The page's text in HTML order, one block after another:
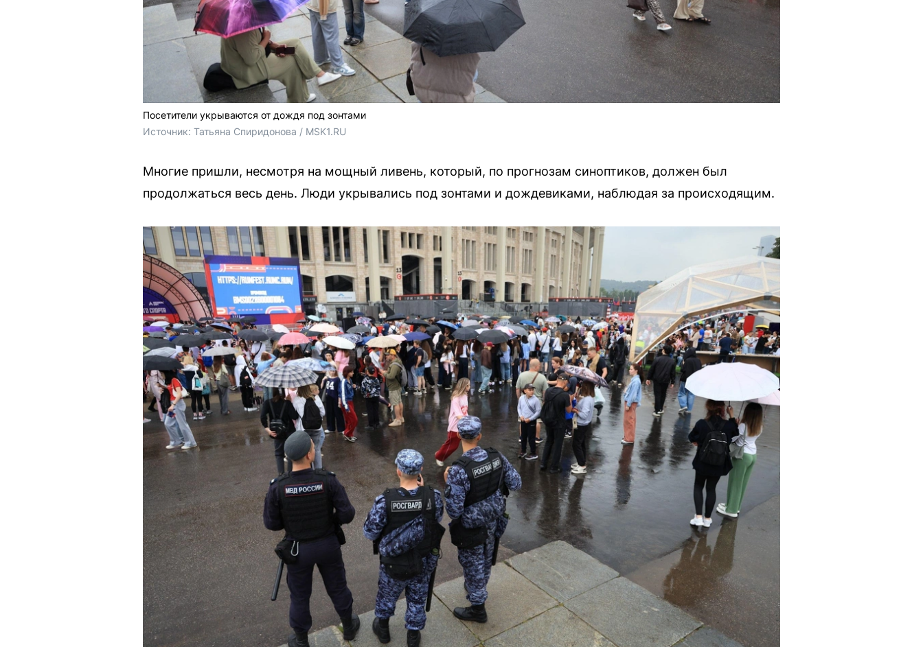
Посетители укрываются от дождя под зонтами
Источник: Татьяна Спиридонова / MSK1.RU
Многие пришли, несмотря на мощный ливень, который, по прогнозам синоптиков, должен был
продолжаться весь день. Люди укрывались под зонтами и дождевиками, наблюдая за происходящим.